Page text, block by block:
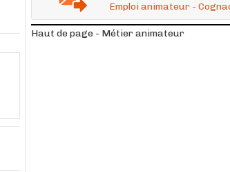
Emploi animateur -
Haut de page - Métier animateur